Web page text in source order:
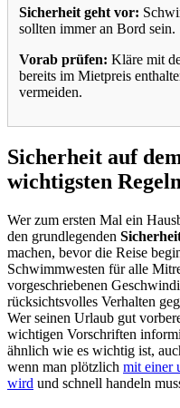
Sicherheit geht vor:
sollten immer an Bord sein.
Vorab prüfen: Kläre mit
bereits im Mietpreis
vermeiden.
Sicherheit auf
wichtigsten
Wer zum ersten Mal ein
den grundlegenden
machen, bevor die Reise
Schwimmwesten für alle
vorgeschriebenen
rücksichtsvolles Verhalten
Wer seinen Urlaub gut
wichtigen Vorschriften
ähnlich wie es wichtig ist,
wenn man plötzlich mit einer
wird und schnell handeln